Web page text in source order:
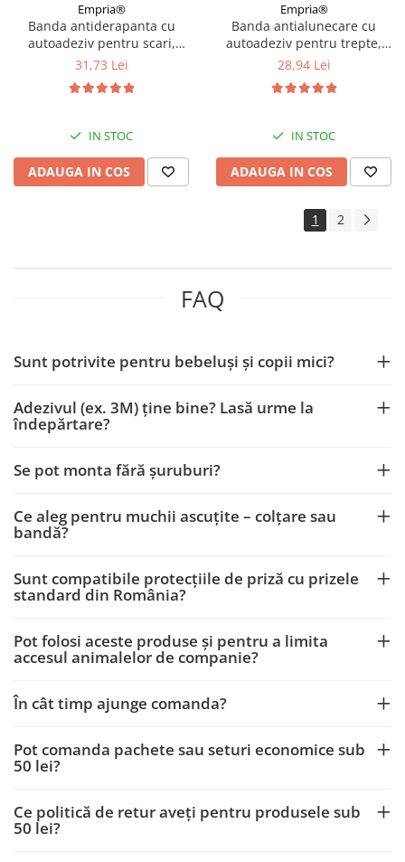
Empria®
Banda antiderapanta cu
autoadeziv pentru scari,
rezistenta la apa, PET, Diverse
31,73 Lei
IN STOC
ADAUGA IN COS
Empria®
Banda antialunecare cu
autoadeziv pentru trepte,
rezistenta la apa, PVC, Diverse
28,94 Lei
IN STOC
ADAUGA IN COS
1 2
FAQ
Sunt potrivite pentru bebeluși și copii mici?
Adezivul (ex. 3M) ține bine? Lasă urme la
îndepărtare?
Se pot monta fără șuruburi?
Ce aleg pentru muchii ascuțite – colțare sau
bandă?
Sunt compatibile protecțiile de priză cu prizele
standard din România?
Pot folosi aceste produse și pentru a limita
accesul animalelor de companie?
În cât timp ajunge comanda?
Pot comanda pachete sau seturi economice sub
50 lei?
Ce politică de retur aveți pentru produsele sub
50 lei?